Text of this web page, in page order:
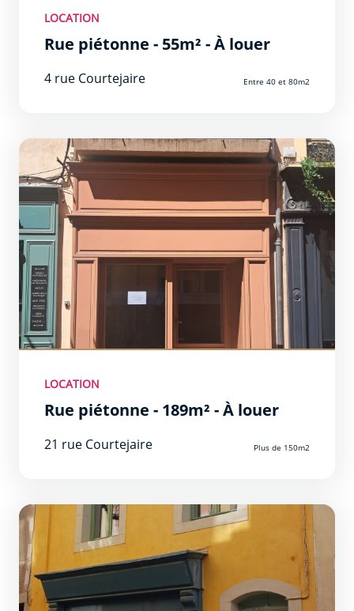
LOCATION
Rue piétonne - 55m² - À louer
4 rue Courtejaire Entre 40 et 80m2
Plus de 150m2 A rénover
LOCATION
Rue piétonne - 189m² - À louer
21 rue Courtejaire Plus de 150m2
Moins de 40m2 Prêt à l&#039;emploi